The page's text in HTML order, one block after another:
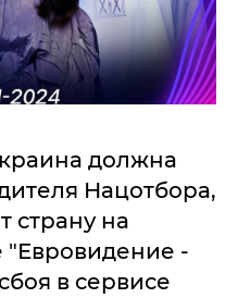
должна
Нацотбора,
страну на
"Евровидение -
в сервисе